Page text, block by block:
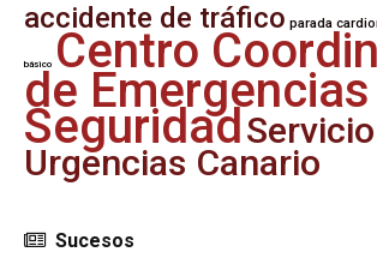
accidente de tráfico parada
básico Centro
de
Seguridad
Urgencias Canario
Sucesos